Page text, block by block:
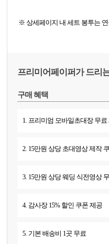
※ 상세페이지 내 세트 봉투는
프리미어페이퍼가 드리
구매 혜택
1. 프리미엄 모바일초대장 무료
2. 15만원 상당 초대영상 제작
3. 15만원 상당 웨딩 식전영상
4. 감사장 15% 할인 쿠폰 제공
5. 기본 배송비 1곳 무료